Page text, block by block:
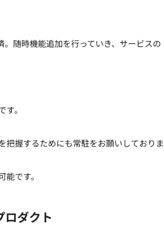
随時機能追加を行っていき、サービスの
。
把握するためにも常駐をお願いしておりま
です。
ロダクト